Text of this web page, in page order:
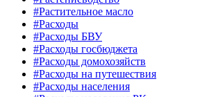
#Растительное масло
#Расходы
#Расходы БВУ
#Расходы госбюджета
#Расходы домохозяйств
#Расходы на путешествия
#Расходы населения